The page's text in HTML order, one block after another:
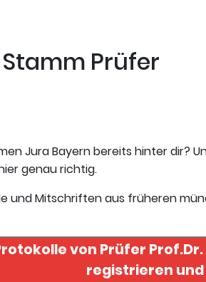
Prüfer
Jura Bayern bereits hinter dir?
genau richtig.
und Mitschriften aus früheren
von Prüfer
registrieren